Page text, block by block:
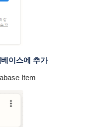
이스에 추가
Item